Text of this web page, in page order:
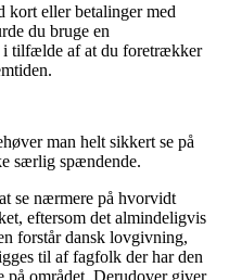
kort eller betalinger med
du bruge en
i tilfælde af at du foretrækker
man helt sikkert se på
særlig spændende.
se nærmere på hvorvidt
eftersom det almindeligvis
forstår dansk lovgivning,
til af fagfolk der har den
området. Derudover giver